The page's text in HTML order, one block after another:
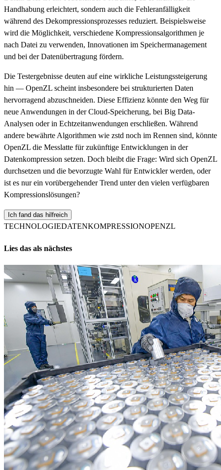
Handhabung erleichtert, sondern auch die Fehleranfälligkeit
während des Dekompressionsprozesses reduziert. Beispielsweise
wird die Möglichkeit, verschiedene Kompressionsalgorithmen je
nach Datei zu verwenden, Innovationen im Speichermanagement
und bei der Datenübertragung fördern.
Die Testergebnisse deuten auf eine wirkliche Leistungssteigerung
hin — OpenZL scheint insbesondere bei strukturierten Daten
hervorragend abzuschneiden. Diese Effizienz könnte den Weg für
neue Anwendungen in der Cloud-Speicherung, bei Big Data-
Analysen oder in Echtzeitanwendungen erschließen. Während
andere bewährte Algorithmen wie zstd noch im Rennen sind, könnte
OpenZL die Messlatte für zukünftige Entwicklungen in der
Datenkompression setzen. Doch bleibt die Frage: Wird sich OpenZL
durchsetzen und die bevorzugte Wahl für Entwickler werden, oder
ist es nur ein vorübergehender Trend unter den vielen verfügbaren
Kompressionslösungen?
Ich fand das hilfreich
TECHNOLOGIEDATENKOMPRESSIONOPENZL
Lies das als nächstes